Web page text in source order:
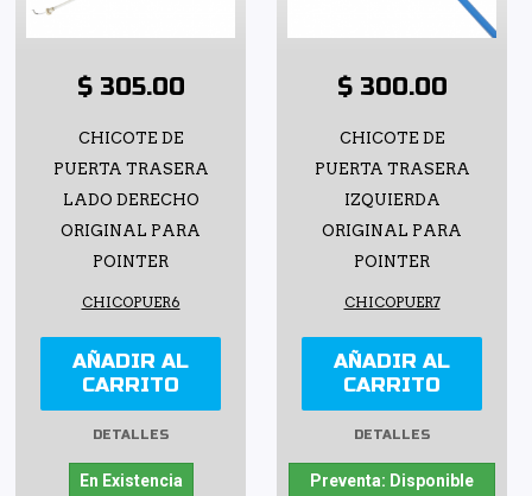
$ 305.00
CHICOTE DE
PUERTA TRASERA
LADO DERECHO
ORIGINAL PARA
POINTER
CHICOPUER6
AÑADIR AL
CARRITO
DETALLES
En Existencia
$ 300.00
CHICOTE DE
PUERTA TRASERA
IZQUIERDA
ORIGINAL PARA
POINTER
CHICOPUER7
AÑADIR AL
CARRITO
DETALLES
Preventa: Disponible